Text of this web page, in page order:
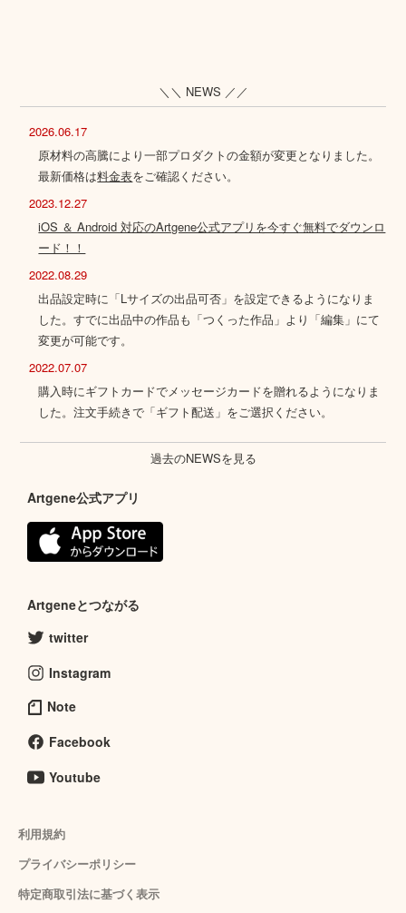
＼＼ NEWS ／／
2026.06.17
原材料の高騰により一部プロダクトの金額が変更となりました。
最新価格は料金表をご確認ください。
2023.12.27
iOS ＆ Android 対応のArtgene公式アプリを今すぐ無料でダウンロ
ード！！
2022.08.29
出品設定時に「Lサイズの出品可否」を設定できるようになりま
した。すでに出品中の作品も「つくった作品」より「編集」にて
変更が可能です。
2022.07.07
購入時にギフトカードでメッセージカードを贈れるようになりま
した。注文手続きで「ギフト配送」をご選択ください。
過去のNEWSを見る
Artgene公式アプリ
Artgeneとつながる
twitter
Instagram
Note
Facebook
Youtube
利用規約
プライバシーポリシー
特定商取引法に基づく表示